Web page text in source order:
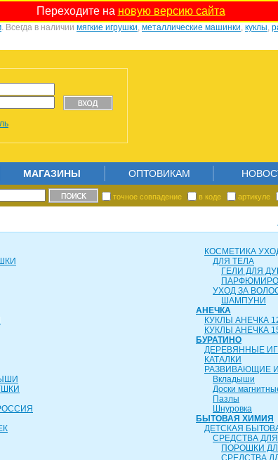
Переходите на новую версию сайта
. Всегда в наличии мягкие игрушки, металлические машинки, куклы,
МАГАЗИНЫ ОПТОВИКАМ
точное совпадение в коде артикуле
КОСМЕТИКА
ДЛЯ ТЕЛА
ГЕЛИ ДЛЯ
УХОД ЗА
ШАМПУНИ
АНЕЧКА
КУКЛЫ АНЕЧКА
КУКЛЫ АНЕЧКА
БУРАТИНО
ДЕРЕВЯННЫЕ
КАТАЛКИ
РАЗВИВАЮЩИЕ
Вкладыши
Доски
Пазлы
Шнуровка
БЫТОВАЯ ХИМИЯ
ДЕТСКАЯ
СРЕДСТВА
ПОРОШКИ
СРЕДСТВА